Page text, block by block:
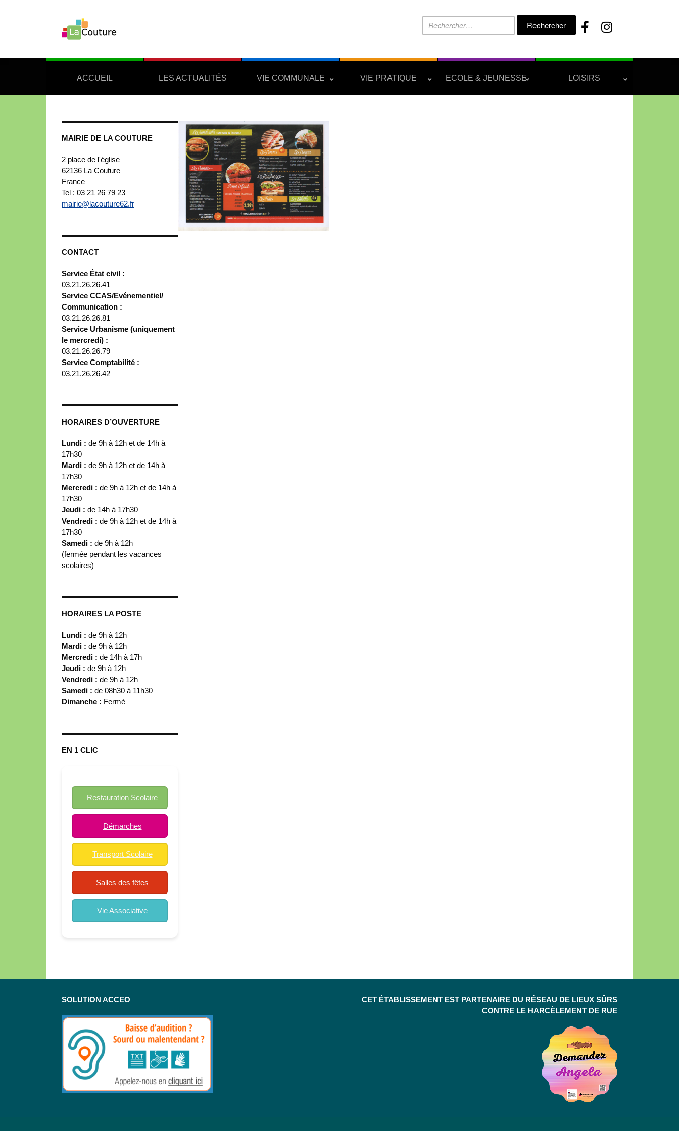
Rechercher :
ACCUEIL LES ACTUALITÉS VIE COMMUNALE VIE PRATIQUE ECOLE & JEUNESSE LOISIRS
MAIRIE DE LA COUTURE
2 place de l'église
62136 La Couture
France
Tel : 03 21 26 79 23
mairie@lacouture62.fr
CONTACT
Service État civil :
03.21.26.26.41
Service CCAS/Evénementiel/
Communication :
03.21.26.26.81
Service Urbanisme (uniquement
le mercredi) :
03.21.26.26.79
Service Comptabilité :
03.21.26.26.42
HORAIRES D’OUVERTURE
Lundi : de 9h à 12h et de 14h à
17h30
Mardi : de 9h à 12h et de 14h à
17h30
Mercredi : de 9h à 12h et de 14h à
17h30
Jeudi : de 14h à 17h30
Vendredi : de 9h à 12h et de 14h à
17h30
Samedi : de 9h à 12h
(fermée pendant les vacances
scolaires)
HORAIRES LA POSTE
Lundi : de 9h à 12h
Mardi : de 9h à 12h
Mercredi : de 14h à 17h
Jeudi : de 9h à 12h
Vendredi : de 9h à 12h
Samedi : de 08h30 à 11h30
Dimanche : Fermé
EN 1 CLIC
Restauration Scolaire
Démarches
Transport Scolaire
Salles des fêtes
Vie Associative
SOLUTION ACCEO
CET ÉTABLISSEMENT EST PARTENAIRE DU RÉSEAU DE LIEUX SÛRS
CONTRE LE HARCÈLEMENT DE RUE